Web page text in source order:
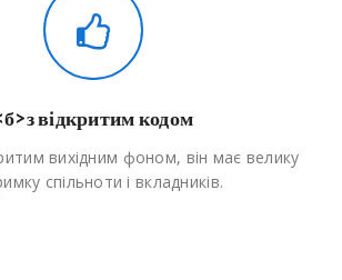
відкритим кодом
вихідним фоном, він має велику
спільноти і вкладників.